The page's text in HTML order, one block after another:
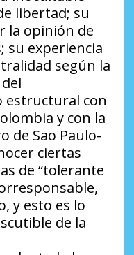
libertad; su
la opinión de
su experiencia
según la
estructural con
y con la
de Sao Paulo-
ciertas
de “tolerante
y esto es lo
de la